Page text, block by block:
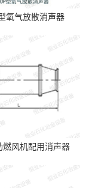
氧气放散消声器
燃风机配用消声器